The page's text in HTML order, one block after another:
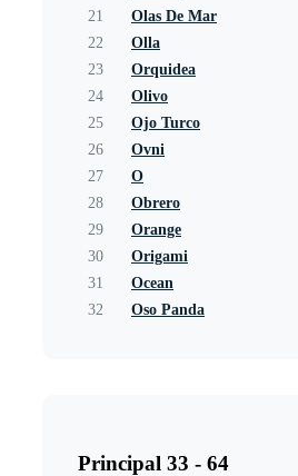
21
Olas De Mar
22
Olla
23
Orquidea
24
Olivo
25
Ojo Turco
26
Ovni
27
O
28
Obrero
29
Orange
30
Origami
31
Ocean
32
Oso Panda
Principal 33 - 64